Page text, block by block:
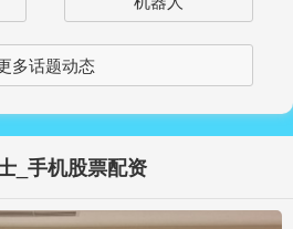
多话题动态
_手机股票配资